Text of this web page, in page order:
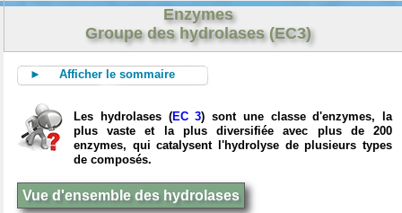
Enzymes
Groupe des hydrolases (EC3)
► Afficher le sommaire
Les hydrolases (EC 3) sont une classe d'enzymes, la
plus vaste et la plus diversifiée avec plus de 200
enzymes, qui catalysent l'hydrolyse de plusieurs types
de composés.
Vue d'ensemble des hydrolases